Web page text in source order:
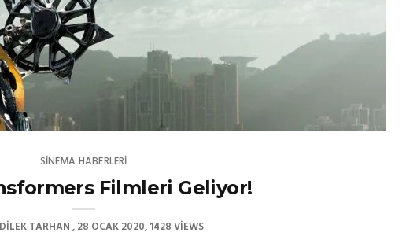
SINEMA HABERLERI
Filmleri Geliyor!
DILEK TARHAN 28 OCAK 2020 1428 VIEWS